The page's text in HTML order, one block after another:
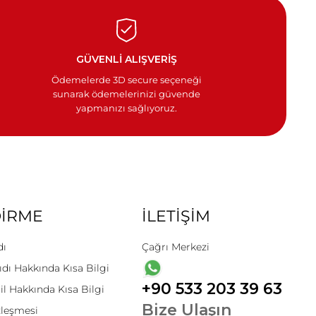
GÜVENLİ ALIŞVERİŞ
Ödemelerde 3D secure seçeneği
sunarak ödemelerinizi güvende
yapmanızı sağlıyoruz.
Hakkında Kısa Bilgi
Hakkında Kısa Bilgi
İLETİŞİM
Çağrı Merkezi
+90 533 203 39 63
Bize Ulaşın